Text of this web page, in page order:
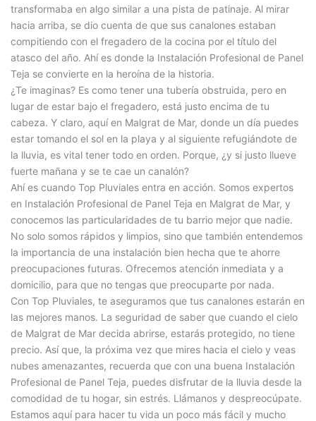
transformaba en algo similar a una pista de patinaje. Al mirar
hacia arriba, se dio cuenta de que sus canalones estaban
compitiendo con el fregadero de la cocina por el título del
atasco del año. Ahí es donde la Instalación Profesional de Panel
Teja se convierte en la heroína de la historia.
¿Te imaginas? Es como tener una tubería obstruida, pero en
lugar de estar bajo el fregadero, está justo encima de tu
cabeza. Y claro, aquí en Malgrat de Mar, donde un día puedes
estar tomando el sol en la playa y al siguiente refugiándote de
la lluvia, es vital tener todo en orden. Porque, ¿y si justo llueve
fuerte mañana y se te cae un canalón?
Ahí es cuando Top Pluviales entra en acción. Somos expertos
en Instalación Profesional de Panel Teja en Malgrat de Mar, y
conocemos las particularidades de tu barrio mejor que nadie.
No solo somos rápidos y limpios, sino que también entendemos
la importancia de una instalación bien hecha que te ahorre
preocupaciones futuras. Ofrecemos atención inmediata y a
domicilio, para que no tengas que preocuparte por nada.
Con Top Pluviales, te aseguramos que tus canalones estarán en
las mejores manos. La seguridad de saber que cuando el cielo
de Malgrat de Mar decida abrirse, estarás protegido, no tiene
precio. Así que, la próxima vez que mires hacia el cielo y veas
nubes amenazantes, recuerda que con una buena Instalación
Profesional de Panel Teja, puedes disfrutar de la lluvia desde la
comodidad de tu hogar, sin estrés. Llámanos y despreocúpate.
Estamos aquí para hacer tu vida un poco más fácil y mucho